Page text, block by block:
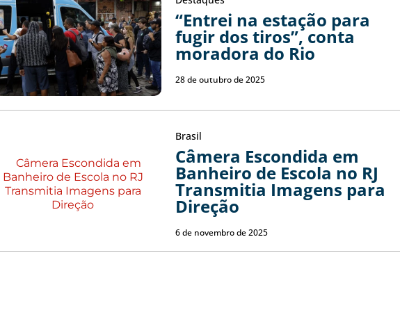
“Entrei na estação para
fugir dos tiros”, conta
moradora do Rio
28 de outubro de 2025
Brasil
Câmera Escondida em
Banheiro de Escola no RJ
Transmitia Imagens para
Direção
6 de novembro de 2025